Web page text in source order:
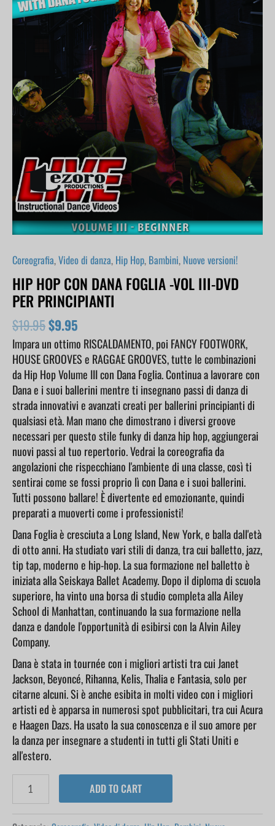
Coreografia,Video di danza, Hip Hop, Bambini, Nuove versioni!
HIP HOP CON DANA FOGLIA -VOL III-DVD
PER PRINCIPIANTI
$19.95$9.95
Impara un ottimo RISCALDAMENTO, poi FANCY FOOTWORK,
HOUSE GROOVES e RAGGAE GROOVES, tutte le combinazioni
da Hip Hop Volume III con Dana Foglia. Continua a lavorare con
Dana e i suoi ballerini mentre ti insegnano passi di danza di
strada innovativi e avanzati creati per ballerini principianti di
qualsiasi età. Man mano che dimostrano i diversi groove
necessari per questo stile funky di danza hip hop, aggiungerai
nuovi passi al tuo repertorio. Vedrai la coreografia da
angolazioni che rispecchiano l'ambiente di una classe, così ti
sentirai come se fossi proprio lì con Dana e i suoi ballerini.
Tutti possono ballare! È divertente ed emozionante, quindi
preparati a muoverti come i professionisti!
Dana Foglia è cresciuta a Long Island, New York, e balla dall'età
di otto anni. Ha studiato vari stili di danza, tra cui balletto, jazz,
tip tap, moderno e hip-hop. La sua formazione nel balletto è
iniziata alla Seiskaya Ballet Academy. Dopo il diploma di scuola
superiore, ha vinto una borsa di studio completa alla Ailey
School di Manhattan, continuando la sua formazione nella
danza e dandole l'opportunità di esibirsi con la Alvin Ailey
Company.
Dana è stata in tournée con i migliori artisti tra cui Janet
Jackson, Beyoncé, Rihanna, Kelis, Thalia e Fantasia, solo per
citarne alcuni. Si è anche esibita in molti video con i migliori
artisti ed è apparsa in numerosi spot pubblicitari, tra cui Acura
e Haagen Dazs. Ha usato la sua conoscenza e il suo amore per
la danza per insegnare a studenti in tutti gli Stati Uniti e
all'estero.
VOL
III-
quantità
ADD TO CART